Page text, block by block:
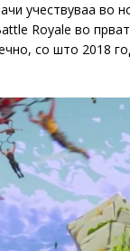
учествуваа во
Royale во
со што 2018